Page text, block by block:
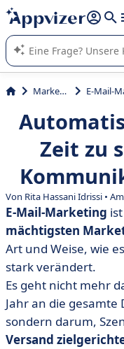
beantworten (mehrere
Die KI von Appvizer führt
von SaaS-Software in
Marketing
Zeit zu
Von Rita Hassani Idrissi •
E-Mail-Marketing
mächtigsten
Art und Weise, wie
stark verändert.
Es geht nicht mehr
Jahr an die
sondern darum,
Versand